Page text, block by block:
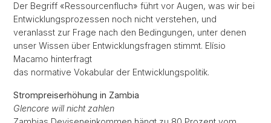
Der Begriff «Ressourcenfluch» führt vor Augen, was wir bei
Entwicklungsprozessen noch nicht verstehen, und
veranlasst zur Frage nach den Bedingungen, unter denen
unser Wissen über Entwicklungsfragen stimmt. Elísio
Macamo hinterfragt
das normative Vokabular der Entwicklungspolitik.
Strompreiserhöhung in Zambia
Glencore will nicht zahlen